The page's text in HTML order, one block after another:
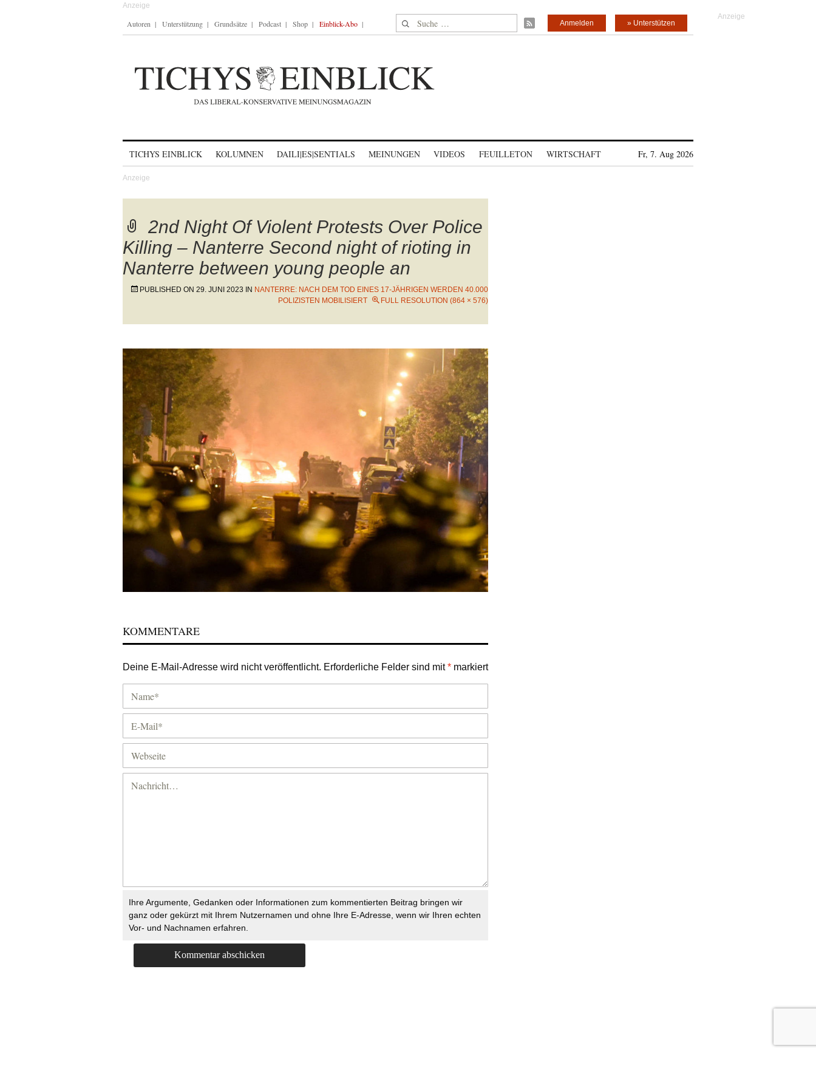
Autoren Unterstützung Grundsätze Podcast Shop Einblick-Abo Suche nach: » Unterstützen
Anmelden
TICHYS EINBLICK KOLUMNEN DAILI|ES|SENTIALS MEINUNGEN VIDEOS FEUILLETON WIRTSCHAFT Fr, 7. Aug 2026
2nd Night Of Violent Protests Over Police
Killing – Nanterre Second night of rioting in
Nanterre between young people an
PUBLISHED ON 29. JUNI 2023 IN NANTERRE: NACH DEM TOD EINES 17-JÄHRIGEN WERDEN 40.000
POLIZISTEN MOBILISIERT
FULL RESOLUTION (864 × 576)
KOMMENTARE
Deine E-Mail-Adresse wird nicht veröffentlicht. Erforderliche Felder sind mit* markiert
Ihre Argumente, Gedanken oder Informationen zum kommentierten Beitrag bringen wir
ganz oder gekürzt mit Ihrem Nutzernamen und ohne Ihre E-Adresse, wenn wir Ihren echten
Vor- und Nachnamen erfahren.